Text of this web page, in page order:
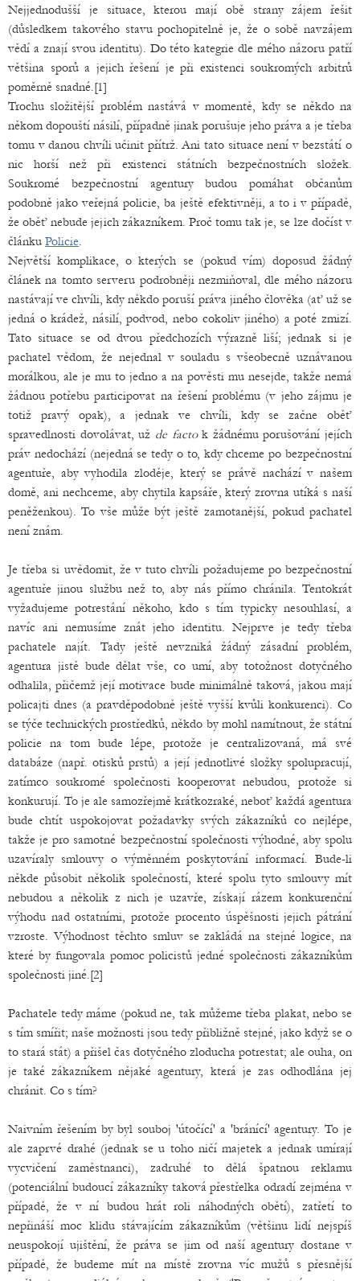
Nejjednodušší je situace, kterou mají obě strany zájem řešit
(důsledkem takového stavu pochopitelně je, že o sobě navzájem
vědí a znají svou identitu). Do této kategrie dle mého názoru patří
většina sporů a jejich řešení je při existenci soukromých arbitrů
poměrně snadné.[1]
Trochu složitější problém nastává v momentě, kdy se někdo na
někom dopouští násilí, případně jinak porušuje jeho práva a je třeba
tomu v danou chvíli učinit přítrž. Ani tato situace není v bezstátí o
nic horší než při existenci státních bezpečnostních složek.
Soukromé bezpečnostní agentury budou pomáhat občanům
podobně jako veřejná policie, ba ještě efektivněji, a to i v případě,
že oběť nebude jejich zákazníkem. Proč tomu tak je, se lze dočíst v
článku Policie.
Největší komplikace, o kterých se (pokud vím) doposud žádný
článek na tomto serveru podrobněji nezmiňoval, dle mého názoru
nastávají ve chvíli, kdy někdo poruší práva jiného člověka (ať už se
jedná o krádež, násilí, podvod, nebo cokoliv jiného) a poté zmizí.
Tato situace se od dvou předchozích výrazně liší; jednak si je
pachatel vědom, že nejednal v souladu s všeobecně uznávanou
morálkou, ale je mu to jedno a na pověsti mu nesejde, takže nemá
žádnou potřebu participovat na řešení problému (v jeho zájmu je
totiž pravý opak), a jednak ve chvíli, kdy se začne oběť
spravedlnosti dovolávat, už de factok žádnému porušování jejích
práv nedochází (nejedná se tedy o to, kdy chceme po bezpečnostní
agentuře, aby vyhodila zloděje, který se právě nachází v našem
domě, ani nechceme, aby chytila kapsáře, který zrovna utíká s naší
peněženkou). To vše může být ještě zamotanější, pokud pachatel
není znám.
Je třeba si uvědomit, že v tuto chvíli požadujeme po bezpečnostní
agentuře jinou službu než to, aby nás přímo chránila. Tentokrát
vyžadujeme potrestání někoho, kdo s tím typicky nesouhlasí, a
navíc ani nemusíme znát jeho identitu. Nejprve je tedy třeba
pachatele najít. Tady ještě nevzniká žádný zásadní problém,
agentura jistě bude dělat vše, co umí, aby totožnost dotyčného
odhalila, přičemž její motivace bude minimálně taková, jakou mají
policajti dnes (a pravděpodobně ještě vyšší kvůli konkurenci). Co
se týče technických prostředků, někdo by mohl namítnout, že státní
policie na tom bude lépe, protože je centralizovaná, má své
databáze (např. otisků prstů) a její jednotlivé složky spolupracují,
zatímco soukromé společnosti kooperovat nebudou, protože si
konkurují. To je ale samozřejmě krátkozraké, neboť každá agentura
bude chtít uspokojovat požadavky svých zákazníků co nejlépe,
takže je pro samotné bezpečnostní společnosti výhodné, aby spolu
uzavíraly smlouvy o výměnném poskytování informací. Bude-li
někde působit několik společností, které spolu tyto smlouvy mít
nebudou a několik z nich je uzavře, získají rázem konkurenční
výhodu nad ostatními, protože procento úspěšnosti jejich pátrání
vzroste. Výhodnost těchto smluv se zakládá na stejné logice, na
které by fungovala pomoc policistů jedné společnosti zákazníkům
společnosti jiné.[2]
Pachatele tedy máme (pokud ne, tak můžeme třeba plakat, nebo se
s tím smířit; naše možnosti jsou tedy přibližně stejné, jako když se o
to stará stát) a přišel čas dotyčného zloducha potrestat; ale ouha, on
je také zákazníkem nějaké agentury, která je zas odhodlána jej
chránit. Co s tím?
Naivním řešením by byl souboj 'útočící' a 'bránící' agentury. To je
ale zaprvé drahé (jednak se u toho ničí majetek a jednak umírají
vycvičení zaměstnanci), zadruhé to dělá špatnou reklamu
(potenciální budoucí zákazníky taková přestřelka odradí zejména v
případě, že v ní budou hrát roli náhodných obětí), zatřetí to
nepřináší moc klidu stávajícím zákazníkům (většinu lidí nejspíš
neuspokojí ujištění, že práva se jim od naší agentury dostane v
případě, že budeme mít na místě zrovna víc mužů s přesnější